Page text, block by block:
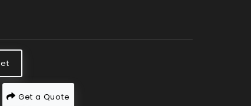
Get a Quote